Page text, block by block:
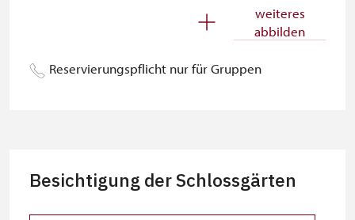
kostenlos
Schwerbehinderten
kostenlos
MK ČR-Karte *
weiteres
abbilden
Reservierungspflicht nur für Gruppen
Besichtigung der Schlossgärten